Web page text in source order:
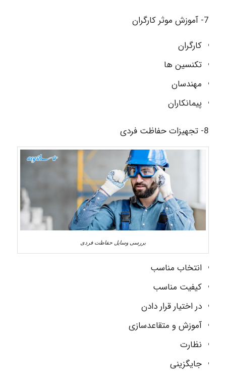
7- آموزش موثر کارگران
کارگران
تکنسین ها
مهندسان
پیمانکاران
8- تجهیزات حفاظت فردی
بررسی وسایل حفاظت فردی
انتخاب مناسب
کیفیت مناسب
در اختیار قرار دادن
آموزش و متقاعدسازی
نظارت
جایگزینی